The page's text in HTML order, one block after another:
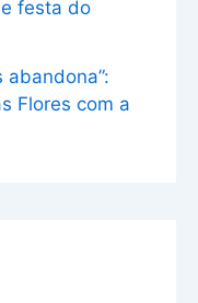
festa do
abandona”:
Flores com a